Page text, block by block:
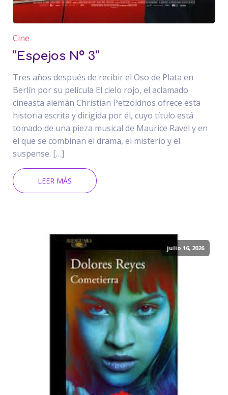
Cine
“Espejos Nº 3”
Tres años después de recibir el Oso de Plata en
Berlín por su película El cielo rojo, el aclamado
cineasta alemán Christian Petzoldnos ofrece esta
historia escrita y dirigida por él, cuyo título está
tomado de una pieza musical de Maurice Ravel y en
el que se combinan el drama, el misterio y el
suspense. […]
LEER MÁS
julio 16, 2026